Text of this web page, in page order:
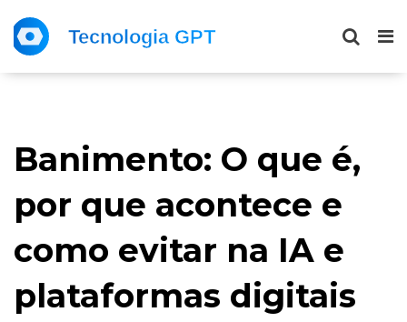
Banimento: O que é,
por que acontece e
como evitar na IA e
plataformas digitais